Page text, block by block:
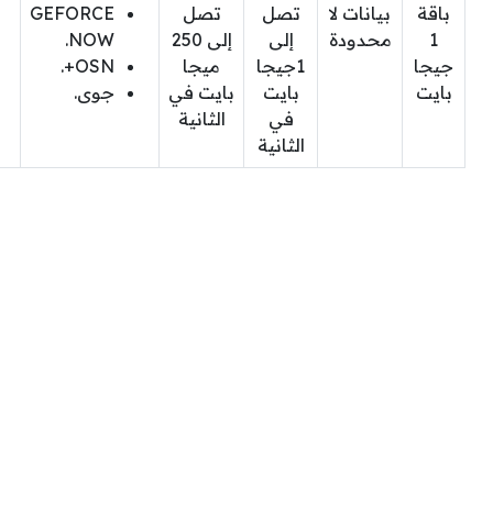
باقة
1
جيجا
بايت
بيانات لا
محدودة
تصل
إلى
1جيجا
بايت
في
الثانية
تصل
إلى 250
ميجا
بايت في
الثانية
GEFORCE
NOW.
OSN+.
جوى.